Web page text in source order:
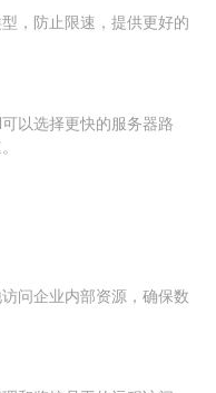
，防止限速，提供更好的
以选择更快的服务器路
问企业内部资源，确保数